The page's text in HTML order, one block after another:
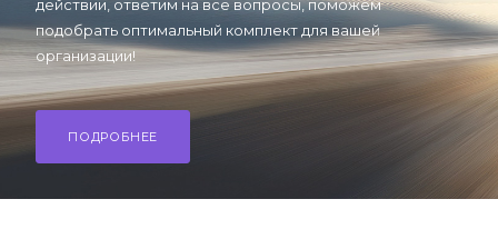
действии, ответим на все вопросы, поможем
подобрать оптимальный комплект для вашей
организации!
ПОДРОБНЕЕ